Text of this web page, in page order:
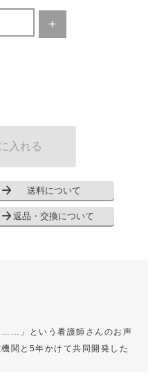
入れる
送料について
返品・交換について
……」という看護師さんのお声
関と5年かけて共同開発した